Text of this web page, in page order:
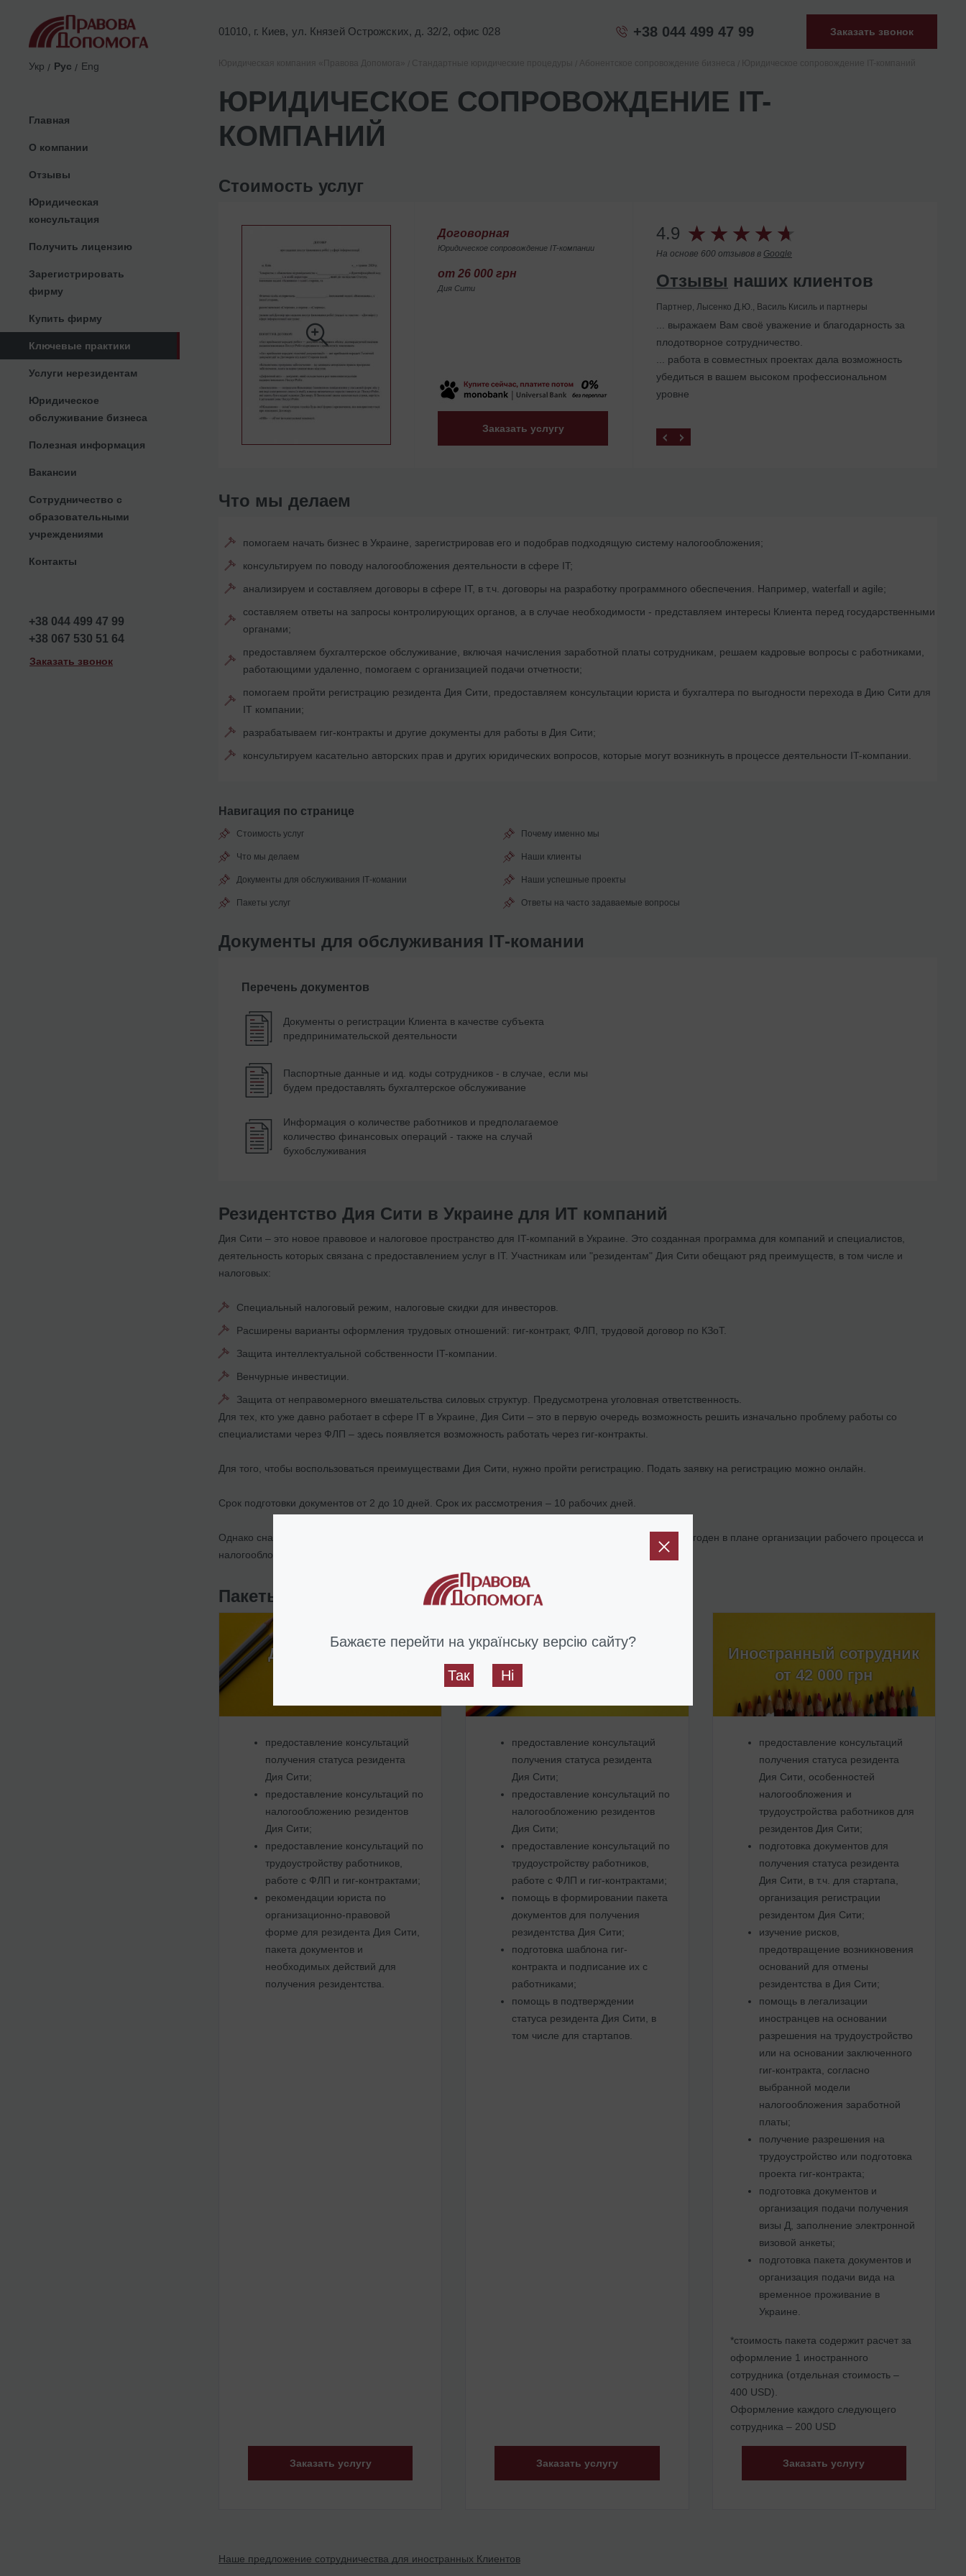
01010, г. Киев, ул. Князей Острожских, д. 32/2, офис 028 +38 044 499 47 99 Заказать звонок
Укр Рус Eng
Главная
О компании
Отзывы
Юридическая
консультация
Получить лицензию
Зарегистрировать
фирму
Купить фирму
Ключевые практики
Услуги нерезидентам
Юридическое
обслуживание бизнеса
Полезная информация
Вакансии
Сотрудничество с
образовательными
учреждениями
Контакты
+38 044 499 47 99
+38 067 530 51 64
Заказать звонок
ЮРИДИЧЕСКОЕ СОПРОВОЖДЕНИЕ IT-
КОМПАНИЙ
Стоимость услуг
Договорная
Юридическое сопровождение IT-компании
от 26 000 грн
Дия Сити
Заказать услугу
4.9
На основе 600 отзывов в Google
Отзывы наших клиентов
Партнер, Лысенко Д.Ю., Василь Кисиль и партнеры
... выражаем Вам своё уважение и благодарность за
плодотворное сотрудничество.
... работа в совместных проектах дала возможность
убедиться в вашем высоком профессиональном
уровне
Помогли с ликвидацией иностранного
представительства в Украине
Что мы делаем
помогаем начать бизнес в Украине, зарегистрировав его и подобрав подходящую систему налогообложения;
консультируем по поводу налогообложения деятельности в сфере IT;
анализируем и составляем договоры в сфере IT, в т.ч. договоры на разработку программного обеспечения. Например, waterfall и agile;
составляем ответы на запросы контролирующих органов, а в случае необходимости - представляем интересы Клиента перед государственными
органами;
предоставляем бухгалтерское обслуживание, включая начисления заработной платы сотрудникам, решаем кадровые вопросы с работниками,
работающими удаленно, помогаем с организацией подачи отчетности;
помогаем пройти регистрацию резидента Дия Сити, предоставляем консультации юриста и бухгалтера по выгодности перехода в Дию Сити для
ІТ компании;
разрабатываем гиг-контракты и другие документы для работы в Дия Сити;
консультируем касательно авторских прав и других юридических вопросов, которые могут возникнуть в процессе деятельности IT-компании.
Навигация по странице
Стоимость услуг
Что мы делаем
Документы для обслуживания ІТ-комании
Пакеты услуг
Почему именно мы
Наши клиенты
Наши успешные проекты
Ответы на часто задаваемые вопросы
Документы для обслуживания ІТ-комании
Перечень документов
Документы о регистрации Клиента в качестве субъекта
предпринимательской деятельности
Паспортные данные и ид. коды сотрудников - в случае, если мы
будем предоставлять бухгалтерское обслуживание
Информация о количестве работников и предполагаемое
количество финансовых операций - также на случай
бухобслуживания
Резидентство Дия Сити в Украине для ИТ компаний
Дия Сити – это новое правовое и налоговое пространство для IT-компаний в Украине. Это созданная программа для компаний и специалистов,
деятельность которых связана с предоставлением услуг в IT. Участникам или "резидентам" Дия Сити обещают ряд преимуществ, в том числе и
налоговых:
Специальный налоговый режим, налоговые скидки для инвесторов.
Расширены варианты оформления трудовых отношений: гиг-контракт, ФЛП, трудовой договор по КЗоТ.
Защита интеллектуальной собственности IT-компании.
Венчурные инвестиции.
Защита от неправомерного вмешательства силовых структур. Предусмотрена уголовная ответственность.
Для тех, кто уже давно работает в сфере IT в Украине, Дия Сити – это в первую очередь возможность решить изначально проблему работы со
специалистами через ФЛП – здесь появляется возможность работать через гиг-контракты.
Для того, чтобы воспользоваться преимуществами Дия Сити, нужно пройти регистрацию. Подать заявку на регистрацию можно онлайн.
Срок подготовки документов от 2 до 10 дней. Срок их рассмотрения – 10 рабочих дней.
Однако сначала нужно просчитать, действительно ли переход на режим Дия Сити будет для вас выгоден в плане организации рабочего процесса и
налогообложения.
Пакеты услуг
Дорожная карта
предоставление консультаций
получения статуса резидента
Дия Сити;
предоставление консультаций по
налогообложению резидентов
Дия Сити;
предоставление консультаций по
трудоустройству работников,
работе с ФЛП и гиг-контрактами;
рекомендации юриста по
организационно-правовой
форме для резидента Дия Сити,
пакета документов и
необходимых действий для
получения резидентства.
Заказать услугу
Стандарт
предоставление консультаций
получения статуса резидента
Дия Сити;
предоставление консультаций по
налогообложению резидентов
Дия Сити;
предоставление консультаций по
трудоустройству работников,
работе с ФЛП и гиг-контрактами;
помощь в формировании пакета
документов для получения
резидентства Дия Сити;
подготовка шаблона гиг-
контракта и подписание их с
работниками;
помощь в подтверждении
статуса резидента Дия Сити, в
том числе для стартапов.
Заказать услугу
Иностранный сотрудник
от 42 000 грн
предоставление консультаций
получения статуса резидента
Дия Сити, особенностей
налогообложения и
трудоустройства работников для
резидентов Дия Сити;
подготовка документов для
получения статуса резидента
Дия Сити, в т.ч. для стартапа,
организация регистрации
резидентом Дия Сити;
изучение рисков,
предотвращение возникновения
оснований для отмены
резидентства в Дия Сити;
помощь в легализации
иностранцев на основании
разрешения на трудоустройство
или на основании заключенного
гиг-контракта, согласно
выбранной модели
налогообложения заработной
платы;
получение разрешения на
трудоустройство или подготовка
проекта гиг-контракта;
подготовка документов и
организация подачи получения
визы Д, заполнение электронной
визовой анкеты;
подготовка пакета документов и
организация подачи вида на
временное проживание в
Украине.
*стоимость пакета содержит расчет за
оформление 1 иностранного
сотрудника (отдельная стоимость –
400 USD).
Оформление каждого следующего
сотрудника – 200 USD
Заказать услугу
Наше предложение сотрудничества для иностранных Клиентов
Бажаєте перейти на українську версію сайту?
Так Ні